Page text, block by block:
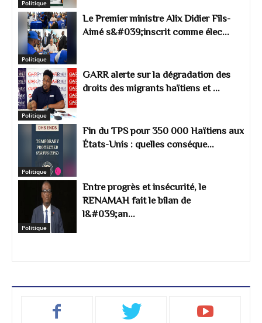
Politique
Politique
Le Premier ministre Alix Didier Fils-
Aimé s&#039;inscrit comme élec...
Politique
GARR alerte sur la dégradation des
droits des migrants haïtiens et ...
Politique
Fin du TPS pour 350 000 Haïtiens aux
États-Unis : quelles conséque...
Politique
Entre progrès et insécurité, le
RENAMAH fait le bilan de
l&#039;an...